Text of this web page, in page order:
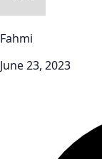
Fahmi
June 23, 2023